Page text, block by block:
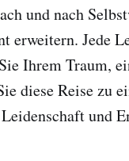
und nach
Jede
Ihrem Traum,
diese Reise zu
und